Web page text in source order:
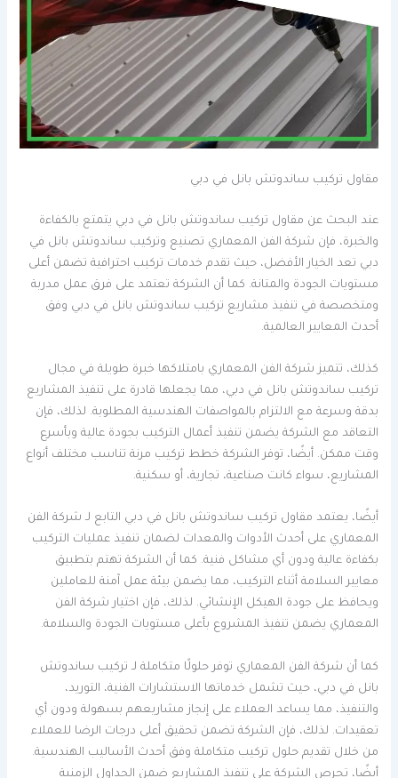
مقاول تركيب ساندوتش بانل في دبي
عند البحث عن مقاول تركيب ساندوتش بانل في دبي يتمتع بالكفاءة
والخبرة، فإن شركة الفن المعماري تصنيع وتركيب ساندوتش بانل في
دبي تعد الخيار الأفضل، حيث تقدم خدمات تركيب احترافية تضمن أعلى
مستويات الجودة والمتانة. كما أن الشركة تعتمد على فرق عمل مدربة
ومتخصصة في تنفيذ مشاريع تركيب ساندوتش بانل في دبي وفق
أحدث المعايير العالمية.
كذلك، تتميز شركة الفن المعماري بامتلاكها خبرة طويلة في مجال
تركيب ساندوتش بانل في دبي، مما يجعلها قادرة على تنفيذ المشاريع
بدقة وسرعة مع الالتزام بالمواصفات الهندسية المطلوبة. لذلك، فإن
التعاقد مع الشركة يضمن تنفيذ أعمال التركيب بجودة عالية وبأسرع
وقت ممكن. أيضًا، توفر الشركة خطط تركيب مرنة تناسب مختلف أنواع
المشاريع، سواء كانت صناعية، تجارية، أو سكنية.
أيضًا، يعتمد مقاول تركيب ساندوتش بانل في دبي التابع لـ شركة الفن
المعماري على أحدث الأدوات والمعدات لضمان تنفيذ عمليات التركيب
بكفاءة عالية ودون أي مشاكل فنية. كما أن الشركة تهتم بتطبيق
معايير السلامة أثناء التركيب، مما يضمن بيئة عمل آمنة للعاملين
ويحافظ على جودة الهيكل الإنشائي. لذلك، فإن اختيار شركة الفن
المعماري يضمن تنفيذ المشروع بأعلى مستويات الجودة والسلامة.
كما أن شركة الفن المعماري توفر حلولًا متكاملة لـ تركيب ساندوتش
بانل في دبي، حيث تشمل خدماتها الاستشارات الفنية، التوريد،
والتنفيذ، مما يساعد العملاء على إنجاز مشاريعهم بسهولة ودون أي
تعقيدات. لذلك، فإن الشركة تضمن تحقيق أعلى درجات الرضا للعملاء
من خلال تقديم حلول تركيب متكاملة وفق أحدث الأساليب الهندسية.
أيضًا، تحرص الشركة على تنفيذ المشاريع ضمن الجداول الزمنية